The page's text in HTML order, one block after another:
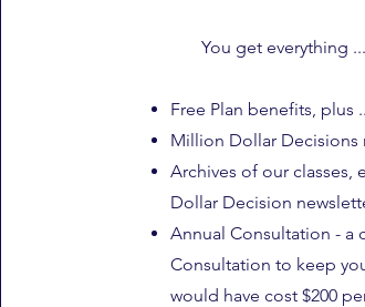
You get everything
Free Plan benefits, plus ..
Million Dollar Decisions
Archives of our classes,
Dollar Decision
Annual Consultation - a
Consultation to keep
would have cost $200